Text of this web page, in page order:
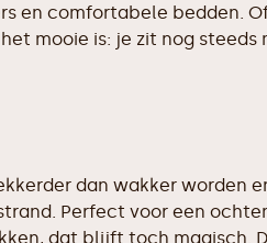
en comfortabele bedden.
mooie is: je zit nog steeds
dan wakker worden
Perfect voor een
dat blijft toch magisch.